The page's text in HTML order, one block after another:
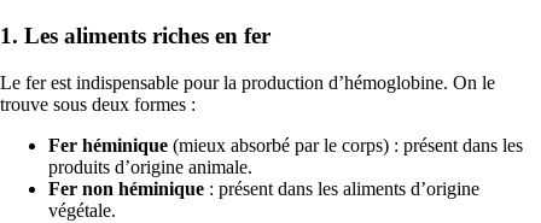
1. Les aliments riches en fer
Le fer est indispensable pour la production d’hémoglobine. On le
trouve sous deux formes :
Fer héminique (mieux absorbé par le corps) : présent dans les
produits d’origine animale.
Fer non héminique : présent dans les aliments d’origine
végétale.